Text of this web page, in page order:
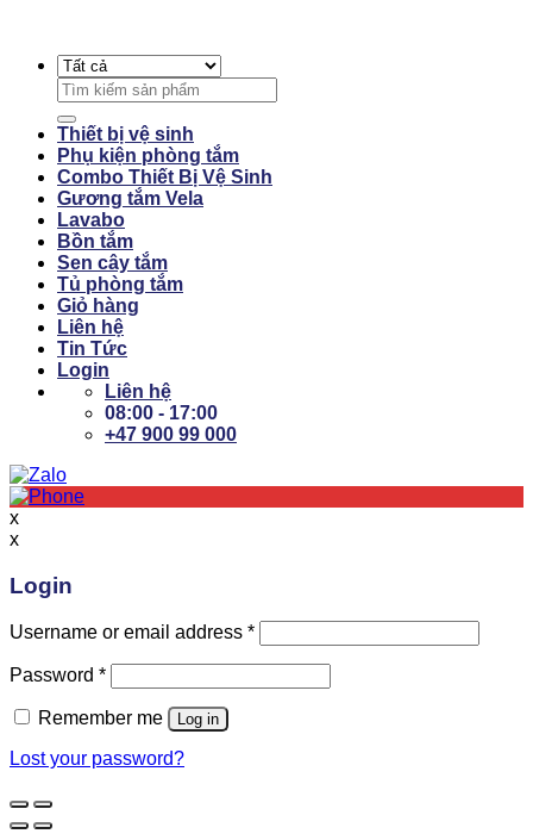
Search
for:
Thiết bị vệ sinh
Phụ kiện phòng tắm
Combo Thiết Bị Vệ Sinh
Gương tắm Vela
Lavabo
Bồn tắm
Sen cây tắm
Tủ phòng tắm
Giỏ hàng
Liên hệ
Tin Tức
Login
Liên hệ
08:00 - 17:00
+47 900 99 000
x
x
Login
Username or email address *
Password *
Remember me Log in
Lost your password?